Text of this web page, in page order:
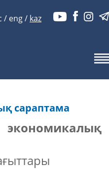
/ eng/ kaz
сараптама